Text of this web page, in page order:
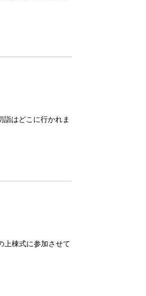
詣はどこに行かれま
上棟式に参加させて